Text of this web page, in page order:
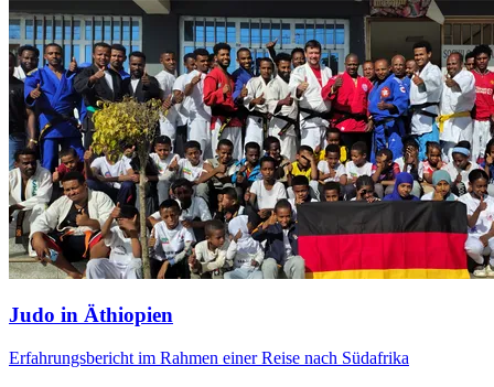
Judo in Äthiopien
Erfahrungsbericht im Rahmen einer Reise nach Südafrika